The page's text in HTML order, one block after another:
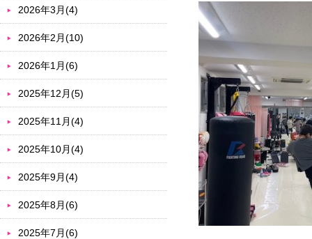
2026年3月(4)
2026年2月(10)
2026年1月(6)
2025年12月(5)
2025年11月(4)
2025年10月(4)
2025年9月(4)
2025年8月(6)
2025年7月(6)